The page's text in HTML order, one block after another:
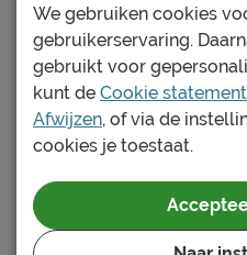
Uitvoering
Kleur
Materiaal
Goed om te weten
Onderhoud
Garantie
Meer van de serie
We gebruiken cookies
gebruikerservaring.
gebruikt voor
kunt de Cookie statement
Afwijzen, of via de
cookies je toestaat.